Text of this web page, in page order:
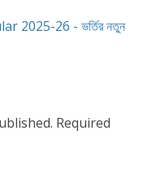
2025-26 - ভর্তির নতুন
Required